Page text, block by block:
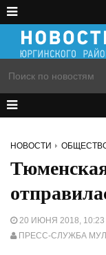
НОВОСТИ
20 ИЮНЯ 2018, 10:23
ПРЕСС-СЛУЖБА